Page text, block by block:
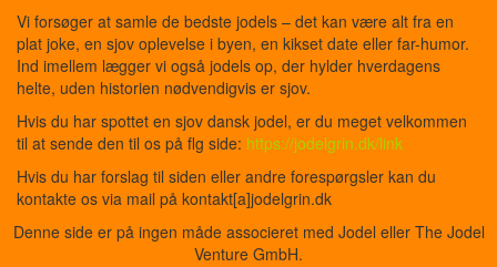
Vi forsøger at samle de bedste jodels – det kan være alt fra en
plat joke, en sjov oplevelse i byen, en kikset date eller far-humor.
Ind imellem lægger vi også jodels op, der hylder hverdagens
helte, uden historien nødvendigvis er sjov.
Hvis du har spottet en sjov dansk jodel, er du meget velkommen
til at sende den til os på flg side: https://jodelgrin.dk/link
Hvis du har forslag til siden eller andre forespørgsler kan du
kontakte os via mail på kontakt[a]jodelgrin.dk
Denne side er på ingen måde associeret med Jodel eller The Jodel
Venture GmbH.